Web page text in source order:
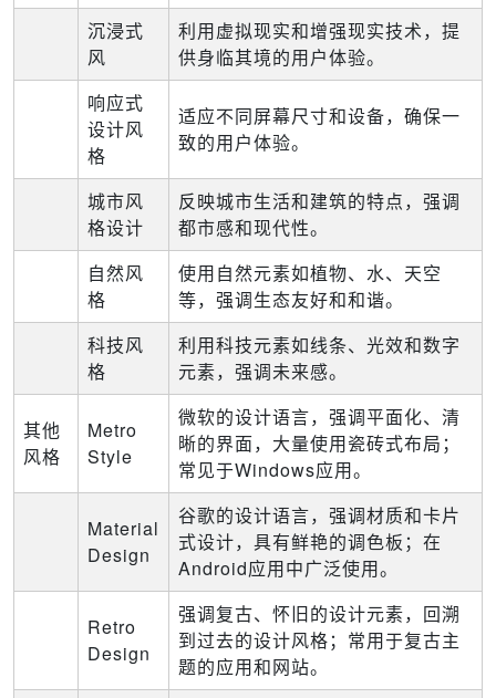
沉浸式
风
利用虚拟现实和增强现实技术，提
供身临其境的用户体验。
响应式
设计风
格
适应不同屏幕尺寸和设备，确保一
致的用户体验。
城市风
格设计
反映城市生活和建筑的特点，强调
都市感和现代性。
自然风
格
使用自然元素如植物、水、天空
等，强调生态友好和和谐。
科技风
格
利用科技元素如线条、光效和数字
元素，强调未来感。
其他
风格
Metro
Style
微软的设计语言，强调平面化、清
晰的界面，大量使用瓷砖式布局；
常见于Windows应用。
Material
Design
谷歌的设计语言，强调材质和卡片
式设计，具有鲜艳的调色板；在
Android应用中广泛使用。
Retro
Design
强调复古、怀旧的设计元素，回溯
到过去的设计风格；常用于复古主
题的应用和网站。